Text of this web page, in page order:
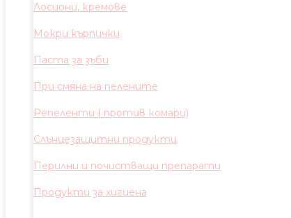
Лосиони, кремове
Мокри кърпички
Паста за зъби
При смяна на пелените
Репеленти ( против комари)
Слънцезащитни продукти
Перилни и почистващи препарати
Продукти за хигиена